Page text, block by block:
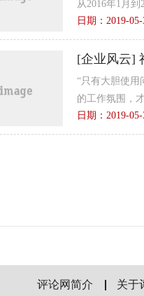
从2016年1月
日期：2019-
[企业风云]
“只有大胆使
的工作氛围，
日期：2019-
评论网简介 关于